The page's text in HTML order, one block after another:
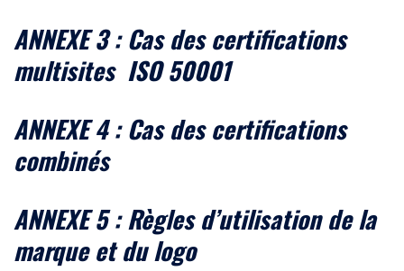
ANNEXE 3 : Cas des certifications
multisites ISO 50001
ANNEXE 4 : Cas des certifications
combinés
ANNEXE 5 : Règles d’utilisation de la
marque et du logo